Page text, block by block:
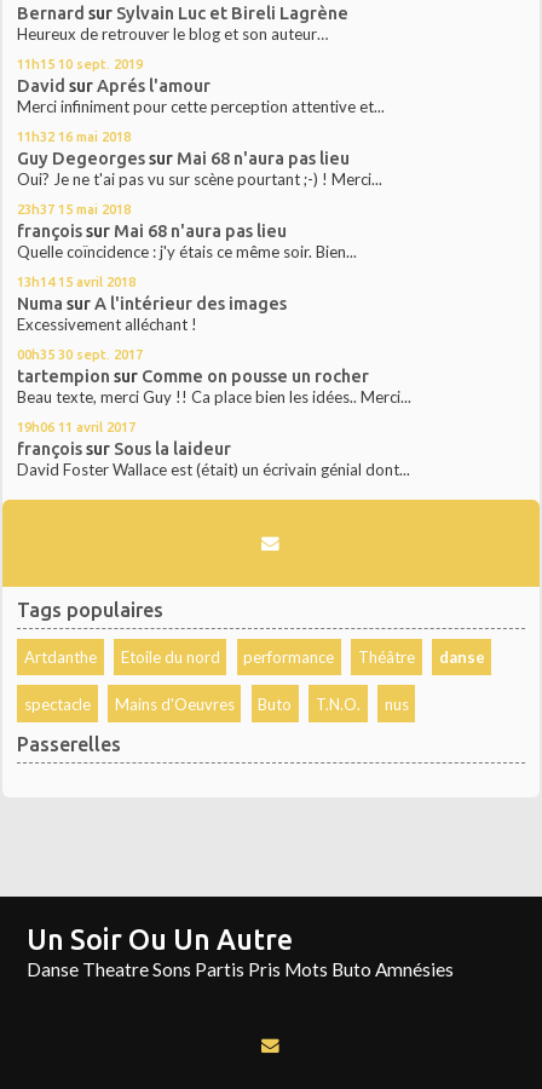
Bernard sur Sylvain Luc et Bireli Lagrène
Heureux de retrouver le blog et son auteur…
11h15 10 sept. 2019
David surAprés l'amour
Merci infiniment pour cette perception attentive et...
11h32 16 mai 2018
Guy Degeorgessur Mai 68 n'aura pas lieu
Oui? Je ne t'ai pas vu sur scène pourtant ;-) ! Merci...
23h37 15 mai 2018
françoissur Mai 68 n'aura pas lieu
Quelle coïncidence : j'y étais ce même soir. Bien...
13h14 15 avril 2018
Numa surA l'intérieur des images
Excessivement alléchant !
00h35 30 sept. 2017
tartempion sur Comme on pousse un rocher
Beau texte, merci Guy !! Ca place bien les idées.. Merci...
19h06 11 avril 2017
françoissur Sous la laideur
David Foster Wallace est (était) un écrivain génial dont...
Tags populaires
Artdanthe Etoile du nord performance Théâtre danse
spectacle Mains d'Oeuvres Buto T.N.O. nus
Passerelles
Un Soir Ou Un Autre
Danse Theatre Sons Partis Pris Mots Buto Amnésies